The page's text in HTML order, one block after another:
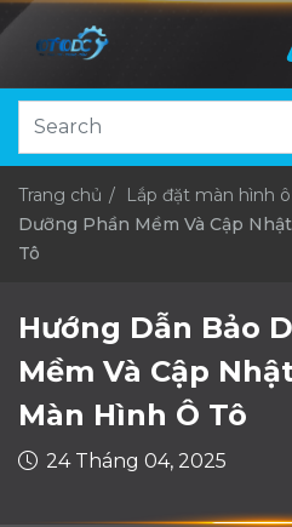
Trang chủ Lắp đặt màn hình
Dưỡng Phần Mềm Và Cập
Tô
Hướng Dẫn Bảo
Mềm Và Cập
Màn Hình Ô Tô
24 Tháng 04, 2025